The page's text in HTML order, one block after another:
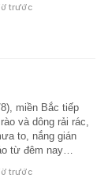
trước
miền Bắc tiếp
và dông rải rác,
to, nắng gián
từ đêm nay…
trước